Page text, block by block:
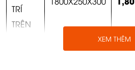
TRÍ
TRÊN
XEM THÊM